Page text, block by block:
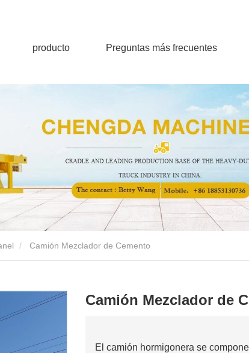
producto Preguntas más frecuentes
Camión Mezclador de Cemento
Camión Mezclador de
El camión hormigonera se